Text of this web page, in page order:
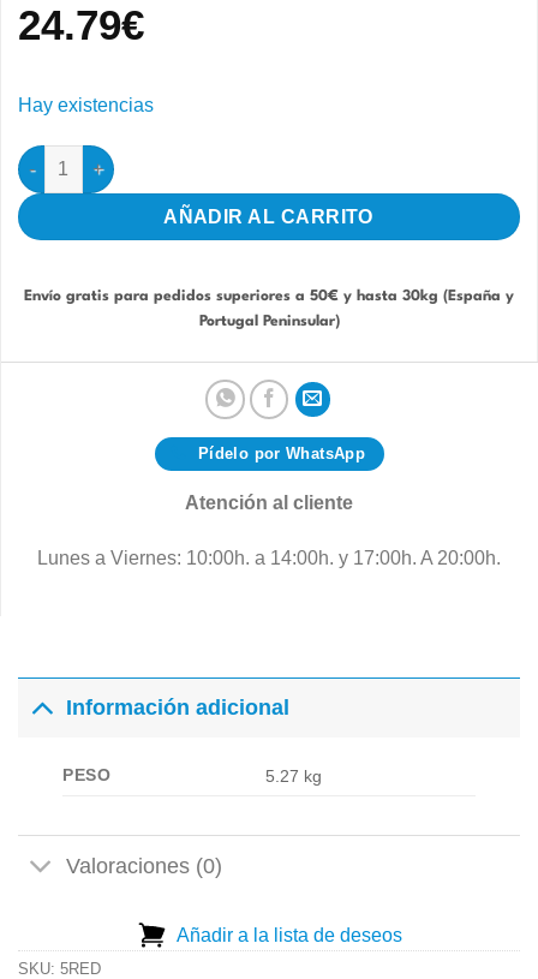
24.79€
Hay existencias
Red Past 5kg cantidad
AÑADIR AL CARRITO
Envío gratis para pedidos superiores a 50€ y hasta 30kg (España y
Portugal Peninsular)
Pídelo por WhatsApp
Atención al cliente
Lunes a Viernes: 10:00h. a 14:00h. y 17:00h. A 20:00h.
Información adicional
PESO 5.27 kg
Valoraciones (0)
Añadir a la lista de deseos
SKU: 5RED